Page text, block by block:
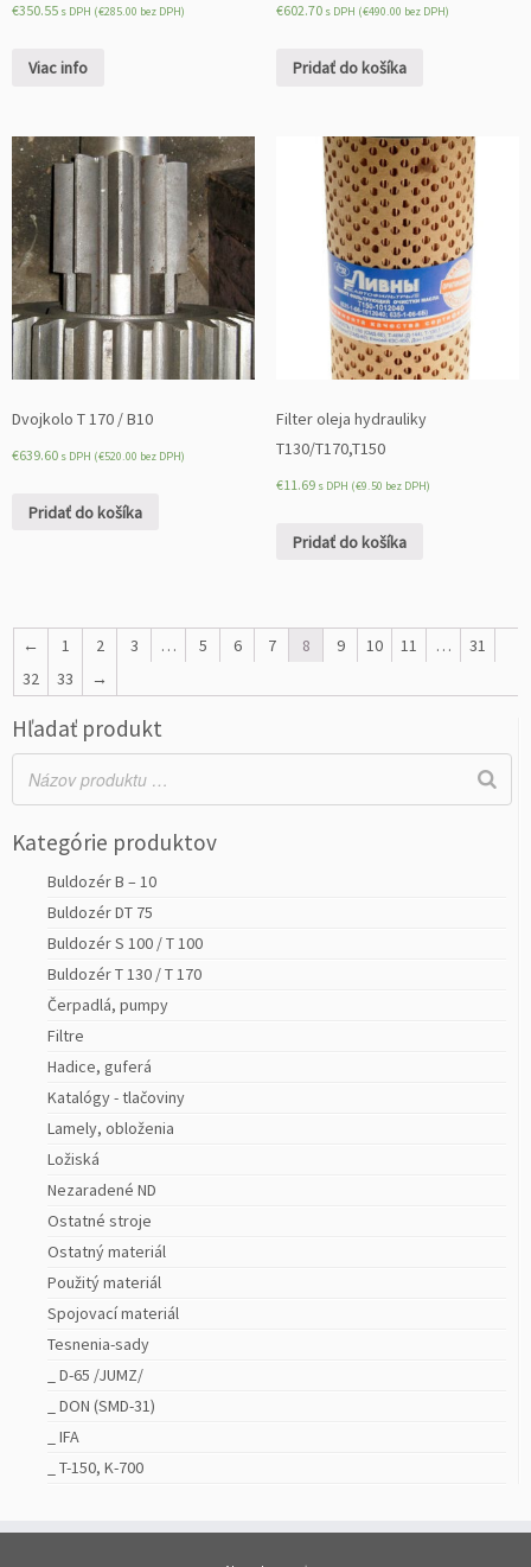
€350.55 s DPH (€285.00 bez DPH)
Viac info
€602.70 s DPH (€490.00 bez DPH)
Pridať do košíka
Dvojkolo T 170 / B10
€639.60 s DPH (€520.00 bez DPH)
Pridať do košíka
Filter oleja hydrauliky
T130/T170,T150
€11.69 s DPH (€9.50 bez DPH)
Pridať do košíka
← 1 2 3 … 5 6 7 8 9 10 11 …
31
32
33 →
Hľadať produkt
Kategórie produktov
Buldozér B – 10
Buldozér DT 75
Buldozér S 100 / T 100
Buldozér T 130 / T 170
Čerpadlá, pumpy
Filtre
Hadice, guferá
Katalógy - tlačoviny
Lamely, obloženia
Ložiská
Nezaradené ND
Ostatné stroje
Ostatný materiál
Použitý materiál
Spojovací materiál
Tesnenia-sady
_ D-65 /JUMZ/
_ DON (SMD-31)
_ IFA
_ T-150, K-700